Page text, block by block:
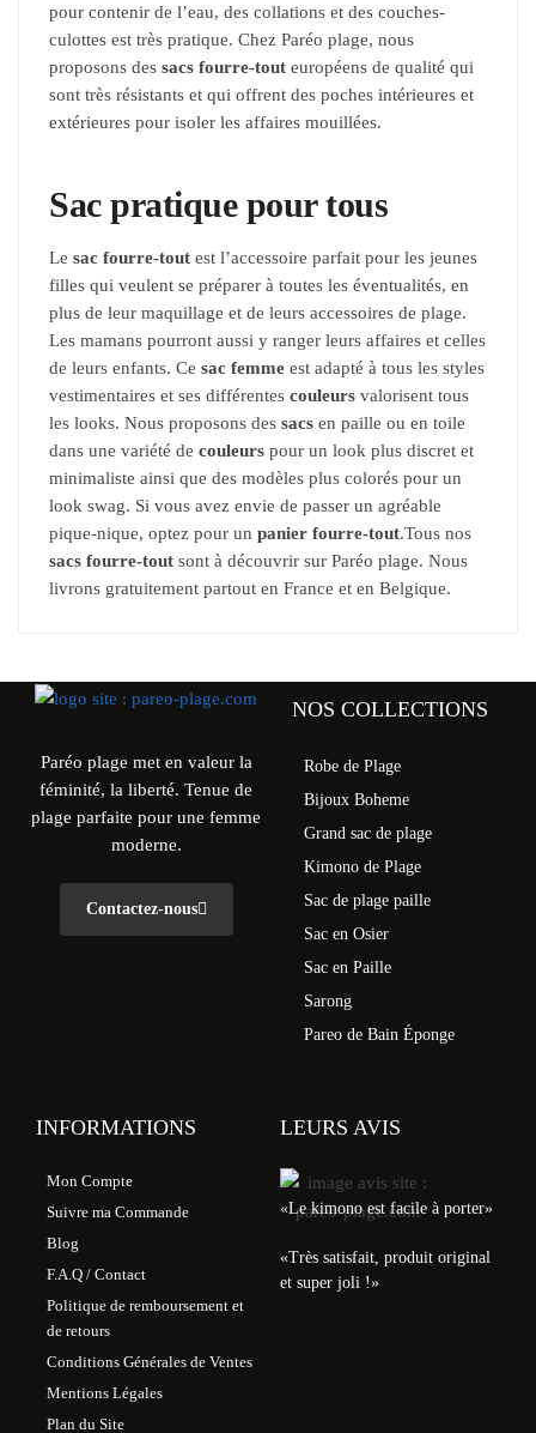
pour contenir de l’eau, des collations et des couches-
culottes est très pratique. Chez Paréo plage, nous
proposons des sacs fourre-tout européens de qualité qui
sont très résistants et qui offrent des poches intérieures et
extérieures pour isoler les affaires mouillées.
Sac pratique pour tous
Le sac fourre-tout est l’accessoire parfait pour les jeunes
filles qui veulent se préparer à toutes les éventualités, en
plus de leur maquillage et de leurs accessoires de plage.
Les mamans pourront aussi y ranger leurs affaires et celles
de leurs enfants. Ce sac femme est adapté à tous les styles
vestimentaires et ses différentes couleurs valorisent tous
les looks. Nous proposons des sacs en paille ou en toile
dans une variété de couleurs pour un look plus discret et
minimaliste ainsi que des modèles plus colorés pour un
look swag. Si vous avez envie de passer un agréable
pique-nique, optez pour un panier fourre-tout.Tous nos
sacs fourre-tout sont à découvrir sur Paréo plage. Nous
livrons gratuitement partout en France et en Belgique.
Paréo plage met en valeur la
féminité, la liberté. Tenue de
plage parfaite pour une femme
moderne.
Contactez-nous
NOS COLLECTIONS
Robe de Plage
Bijoux Boheme
Grand sac de plage
Kimono de Plage
Sac de plage paille
Sac en Osier
Sac en Paille
Sarong
Pareo de Bain Éponge
INFORMATIONS
Mon Compte
Suivre ma Commande
Blog
F.A.Q / Contact
Politique de remboursement et
de retours
Conditions Générales de Ventes
Mentions Légales
Plan du Site
LEURS AVIS
«Le kimono est facile à porter»
«Très satisfait, produit original
et super joli !»